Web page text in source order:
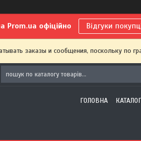
Prom.ua офіційно Відгуки
заказы и сообщения, поскольку по
ГОЛОВНА